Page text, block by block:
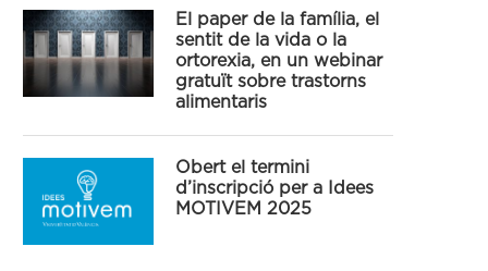
El paper de la família, el
sentit de la vida o la
ortorexia, en un webinar
gratuït sobre trastorns
alimentaris
Obert el termini
d’inscripció per a Idees
MOTIVEM 2025